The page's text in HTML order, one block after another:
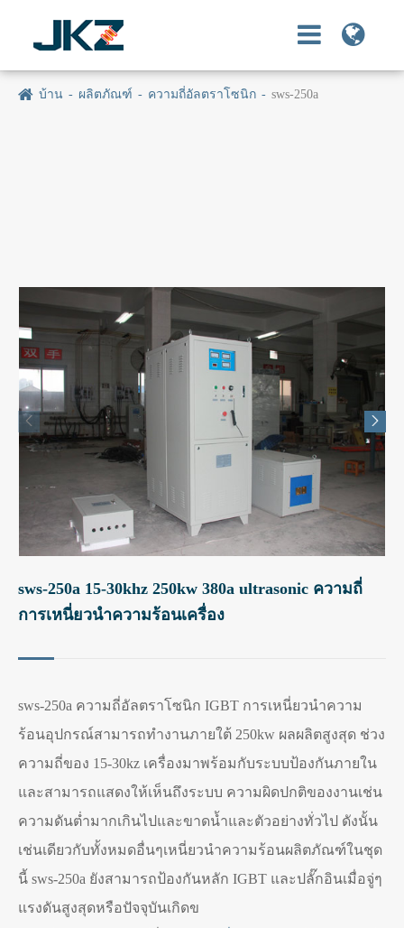
บ้าน ผลิตภัณฑ์ ความถี่อัลตราโซนิก sws-250a
 
sws-250a 15-30khz 250kw 380a ultrasonic ความถี่
การเหนี่ยวนำความร้อนเครื่อง
sws-250a ความถี่อัลตราโซนิก IGBT การเหนี่ยวนำความ
ร้อนอุปกรณ์สามารถทำงานภายใต้ 250kw ผลผลิตสูงสุด ช่วง
ความถี่ของ 15-30kz เครื่องมาพร้อมกับระบบป้องกันภายใน
และสามารถแสดงให้เห็นถึงระบบ ความผิดปกติของงานเช่น
ความดันต่ำมากเกินไปและขาดน้ำและตัวอย่างทั่วไป ดังนั้น
เช่นเดียวกับทั้งหมดอื่นๆเหนี่ยวนำความร้อนผลิตภัณฑ์ในชุด
นี้ sws-250a ยังสามารถป้องกันหลัก IGBT และปลั๊กอินเมื่อจู่ๆ
แรงดันสูงสุดหรือปัจจุบันเกิดข